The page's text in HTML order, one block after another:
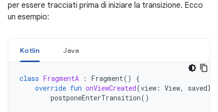
per essere tracciati prima di iniziare la transizione. Ecco
un esempio:
Kotlin Java
class FragmentA : Fragment()
{
override fun onViewCreated(view : View,
postponeEnterTransition()